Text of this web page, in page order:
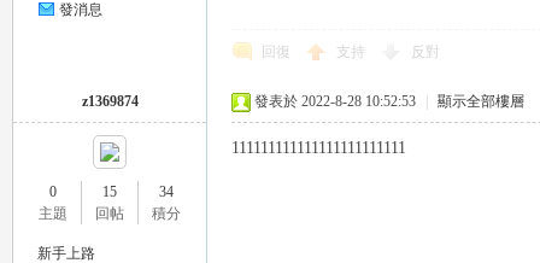
發消息
回復 支持 反對
z1369874
0
主題
15
回帖
34
積分
新手上路
發表於 2022-8-28 10:52:53 顯示全部樓層
111111111111111111111111